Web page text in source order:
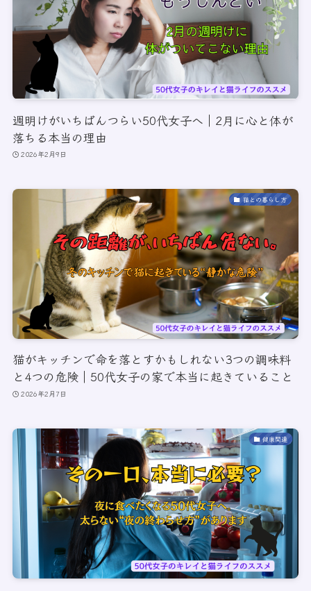
週明けがいちばんつらい50代女子へ｜2月に心と体が
落ちる本当の理由
2026年2月9日
猫との暮らし方
猫がキッチンで命を落とすかもしれない3つの調味料
と4つの危険｜50代女子の家で本当に起きていること
2026年2月7日
健康関連